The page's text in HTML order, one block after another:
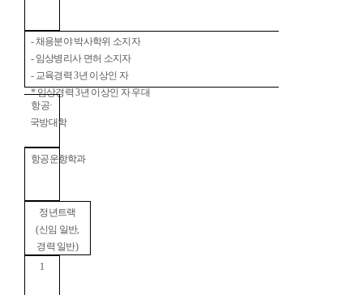
- 채용분야 박사학위 소지자
- 임상병리사 면허 소지자
- 교육경력3년 이상인 자
*임상경력3년 이상인 자 우대
항공·
국방대학
항공운항학과
정년트랙
(신임 일반,
경력 일반)
1